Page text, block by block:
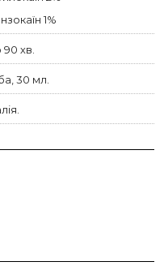
1%
хв.
30 мл.